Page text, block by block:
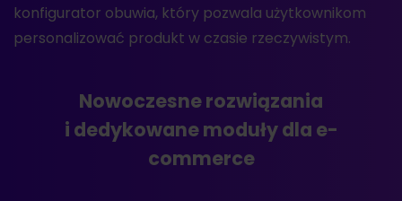
konfigurator obuwia, który pozwala użytkownikom
personalizować produkt w czasie rzeczywistym.
Nowoczesne rozwiązania
i dedykowane moduły dla e-
commerce